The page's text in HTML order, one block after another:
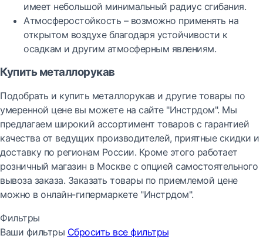
имеет небольшой минимальный радиус сгибания.
Атмосферостойкость – возможно применять на
открытом воздухе благодаря устойчивости к
осадкам и другим атмосферным явлениям.
Купить металлорукав
Подобрать и купить металлорукав и другие товары по
умеренной цене вы можете на сайте "Инстрдом". Мы
предлагаем широкий ассортимент товаров с гарантией
качества от ведущих производителей, приятные скидки и
доставку по регионам России. Кроме этого работает
розничный магазин в Москве с опцией самостоятельного
вывоза заказа. Заказать товары по приемлемой цене
можно в онлайн-гипермаркете "Инстрдом".
Фильтры
Ваши фильтры Сбросить все фильтры